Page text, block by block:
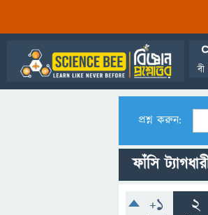
প্রশ্ন করুন:
ফাঁসি
+1 2